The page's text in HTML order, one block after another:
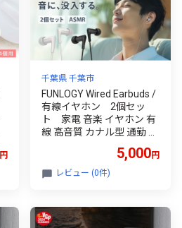
円
千葉県 千葉市
FUNLOGY Wired Earbuds /
有線イヤホン 2個セッ
ト 家電 音楽 イヤホン 有
線 高音質 カナル型 通勤 通
千葉市[№5346-1959]5,000円
レビュー (0件)